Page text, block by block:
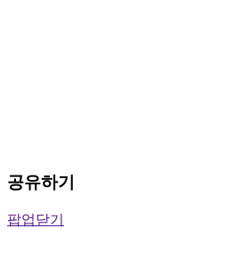
공유하기
팝업닫기